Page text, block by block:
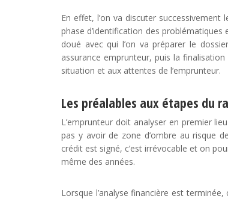
En effet, l’on va discuter
phase d’identification des
doué avec qui l’on va préparer le
assurance emprunteur, puis la
situation et aux attentes de l’emprunteur.
Les préalables aux étapes du
L’emprunteur doit analyser en premier
pas y avoir de zone d’ombre au risque
crédit est signé, c’est irrévocable et on
même des années.
Lorsque l’analyse financière est